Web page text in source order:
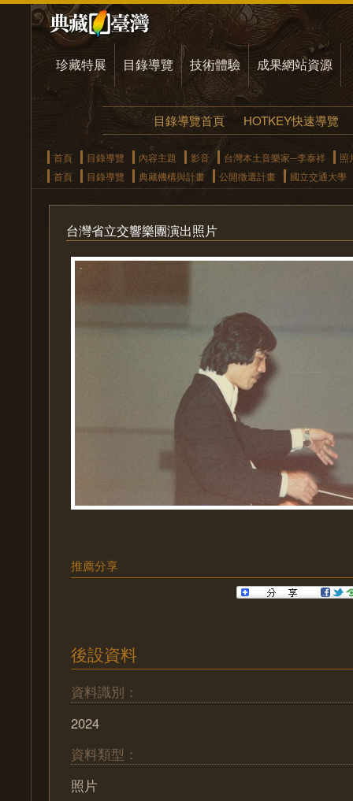
珍藏特展 目錄導覽 技術體驗 成果網站資源
目錄導覽首頁 HOTKEY快速導覽
首頁 目錄導覽 內容主題 影音 台灣本土音樂家─李泰祥
照
首頁
目錄導覽 典藏機構與計畫 公開徵選計畫 國立交通大學
台灣省立交響樂團演出照片
推薦分享
後設資料
資料識別：
2024
資料類型：
照片